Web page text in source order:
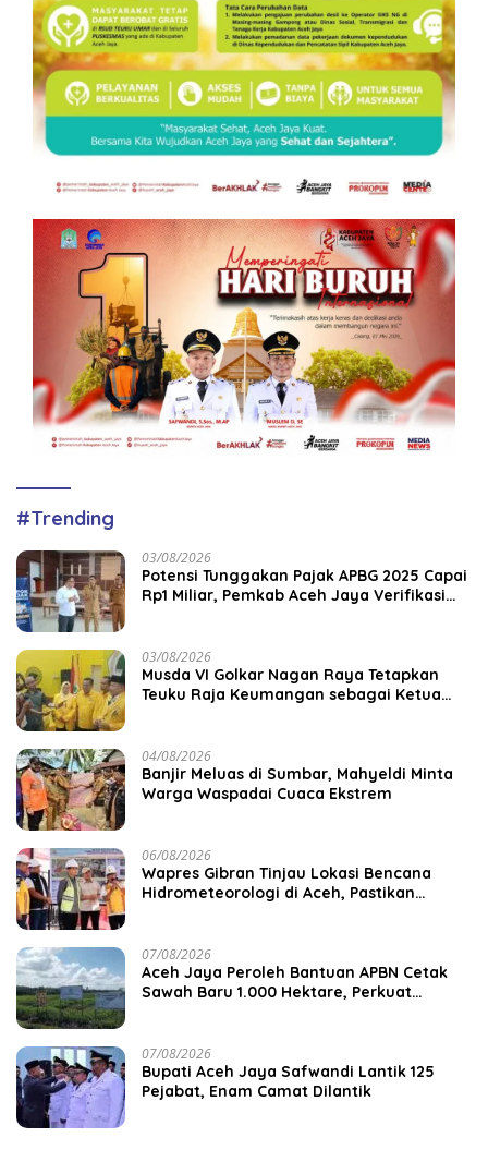
#Trending
03/08/2026
Potensi Tunggakan Pajak APBG 2025 Capai
Rp1 Miliar, Pemkab Aceh Jaya Verifikasi
03/08/2026
Musda VI Golkar Nagan Raya Tetapkan
Teuku Raja Keumangan sebagai Ketua
04/08/2026
Banjir Meluas di Sumbar, Mahyeldi Minta
Warga Waspadai Cuaca Ekstrem
06/08/2026
Wapres Gibran Tinjau Lokasi Bencana
Hidrometeorologi di Aceh, Pastikan
07/08/2026
Aceh Jaya Peroleh Bantuan APBN Cetak
Sawah Baru 1.000 Hektare, Perkuat
07/08/2026
Bupati Aceh Jaya Safwandi Lantik 125
Pejabat, Enam Camat Dilantik